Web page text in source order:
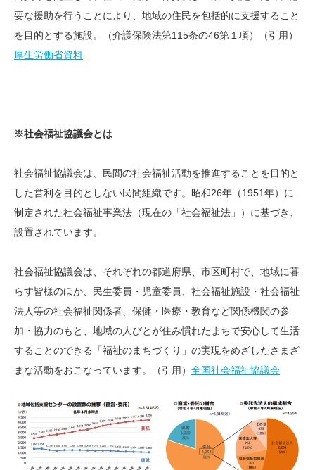
要な援助を行うことにより、地域の住民を包括的に支援すること
を目的とする施設。（介護保険法第115条の46第１項）（引用）
厚生労働省資料
※社会福祉協議会とは
社会福祉協議会は、民間の社会福祉活動を推進することを目的と
した営利を目的としない民間組織です。昭和26年（1951年）に
制定された社会福祉事業法（現在の「社会福祉法」）に基づき、
設置されています。
社会福祉協議会は、それぞれの都道府県、市区町村で、地域に暮
らす皆様のほか、民生委員・児童委員、社会福祉施設・社会福祉
法人等の社会福祉関係者、保健・医療・教育など関係機関の参
加・協力のもと、地域の人びとが住み慣れたまちで安心して生活
することのできる「福祉のまちづくり」の実現をめざしたさまざ
まな活動をおこなっています。（引用） 全国社会福祉協議会